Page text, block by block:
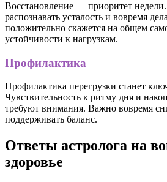
Восстановление — приоритет
распознавать усталость и вовремя
положительно скажется на общем
устойчивости к нагрузкам.
Профилактика
Профилактика перегрузки станет
Чувствительность к ритму дня и
требуют внимания. Важно вовремя
поддерживать баланс.
Ответы астролога на
здоровье